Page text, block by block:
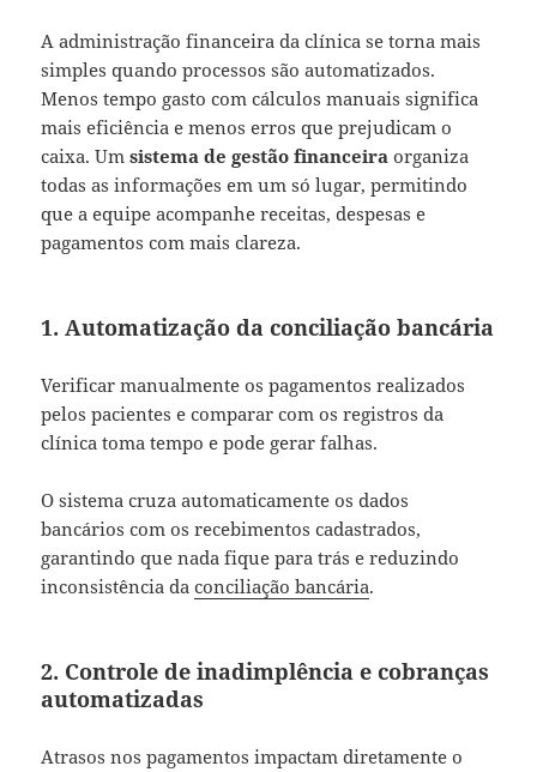
A administração financeira da clínica se torna mais
simples quando processos são automatizados.
Menos tempo gasto com cálculos manuais significa
mais eficiência e menos erros que prejudicam o
caixa. Umsistema de gestão financeira organiza
todas as informações em um só lugar, permitindo
que a equipe acompanhe receitas, despesas e
pagamentos com mais clareza.
1. Automatização da conciliação bancária
Verificar manualmente os pagamentos realizados
pelos pacientes e comparar com os registros da
clínica toma tempo e pode gerar falhas.
O sistema cruza automaticamente os dados
bancários com os recebimentos cadastrados,
garantindo que nada fique para trás e reduzindo
inconsistência daconciliação bancária.
2. Controle de inadimplência e cobranças
automatizadas
Atrasos nos pagamentos impactam diretamente o